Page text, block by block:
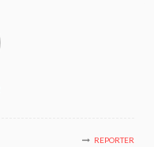
REPORTER